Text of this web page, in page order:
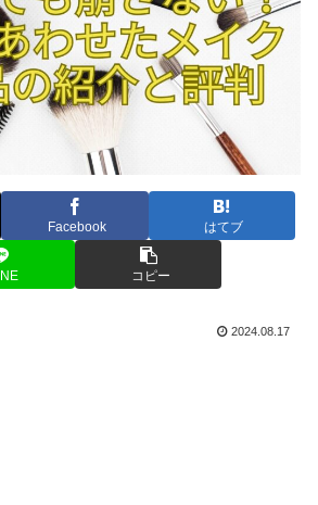
Facebook はてブ
コピー
2024.08.17